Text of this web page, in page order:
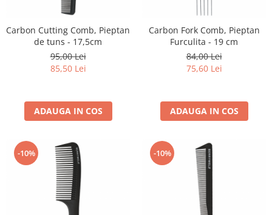
Carbon Cutting Comb, Pieptan
de tuns - 17,5cm
95,00 Lei
85,50 Lei
ADAUGA IN COS
Carbon Fork Comb, Pieptan
Furculita - 19 cm
84,00 Lei
75,60 Lei
ADAUGA IN COS
-10% -10%